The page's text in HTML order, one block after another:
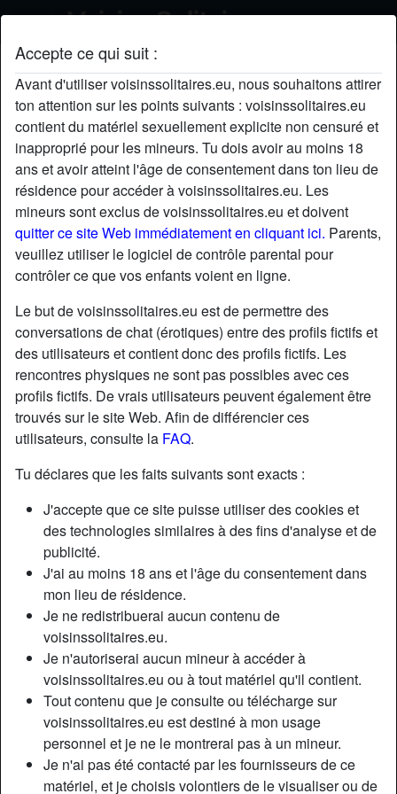
Accepte ce qui suit :
Avant d'utiliser voisinssolitaires.eu, nous souhaitons attirer
ton attention sur les points suivants : voisinssolitaires.eu
contient du matériel sexuellement explicite non censuré et
inapproprié pour les mineurs. Tu dois avoir au moins 18
ans et avoir atteint l'âge de consentement dans ton lieu de
résidence pour accéder à voisinssolitaires.eu. Les
mineurs sont exclus de voisinssolitaires.eu et doivent
quitter ce site Web immédiatement en cliquant ici. Parents,
veuillez utiliser le logiciel de contrôle parental pour
contrôler ce que vos enfants voient en ligne.
Le but de voisinssolitaires.eu est de permettre des
conversations de chat (érotiques) entre des profils fictifs et
des utilisateurs et contient donc des profils fictifs. Les
rencontres physiques ne sont pas possibles avec ces
profils fictifs. De vrais utilisateurs peuvent également être
trouvés sur le site Web. Afin de différencier ces
utilisateurs, consulte la FAQ.
Tu déclares que les faits suivants sont exacts :
J'accepte que ce site puisse utiliser des cookies et
des technologies similaires à des fins d'analyse et de
publicité.
J'ai au moins 18 ans et l'âge du consentement dans
mon lieu de résidence.
Je ne redistribuerai aucun contenu de
voisinssolitaires.eu.
Je n'autoriserai aucun mineur à accéder à
voisinssolitaires.eu ou à tout matériel qu'il contient.
Tout contenu que je consulte ou télécharge sur
voisinssolitaires.eu est destiné à mon usage
personnel et je ne le montrerai pas à un mineur.
Je n'ai pas été contacté par les fournisseurs de ce
matériel, et je choisis volontiers de le visualiser ou de
versaille78's profil
starAjouter chatDiscuter !
Nickname:
Âge:
50
Département:
Yvelines
Sexe:
Sexualité:
Hétéro
Couleur des cheveux:
Couleur des yeux:
Vert
Taille:
Poids:
82 Kg
Description
N'a pas encore saisi de description
Cherche